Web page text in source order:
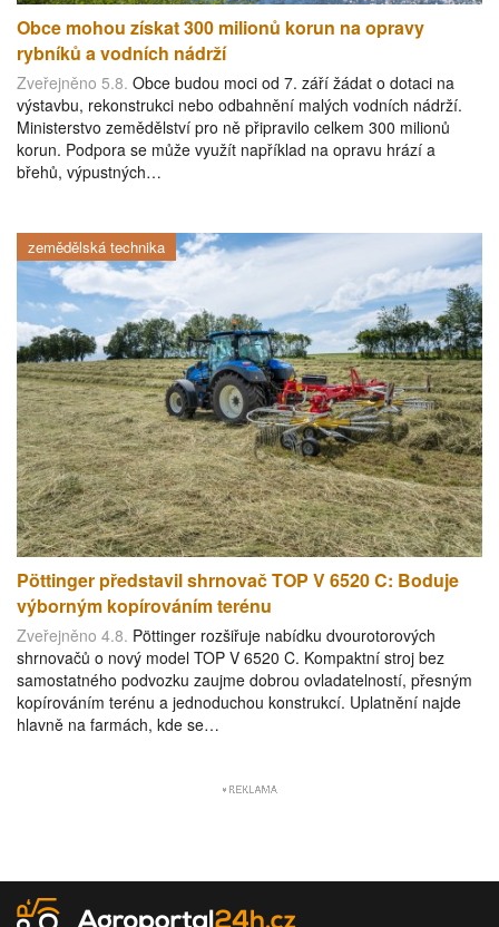
Obce mohou získat 300 milionů korun na opravy
rybníků a vodních nádrží
Zveřejněno 5.8. Obce budou moci od 7. září žádat o dotaci na
výstavbu, rekonstrukci nebo odbahnění malých vodních nádrží.
Ministerstvo zemědělství pro ně připravilo celkem 300 milionů
korun. Podpora se může využít například na opravu hrází a
břehů, výpustných…
zemědělská technika
Pöttinger představil shrnovač TOP V 6520 C: Boduje
výborným kopírováním terénu
Zveřejněno 4.8. Pöttinger rozšiřuje nabídku dvourotorových
shrnovačů o nový model TOP V 6520 C. Kompaktní stroj bez
samostatného podvozku zaujme dobrou ovladatelností, přesným
kopírováním terénu a jednoduchou konstrukcí. Uplatnění najde
hlavně na farmách, kde se…